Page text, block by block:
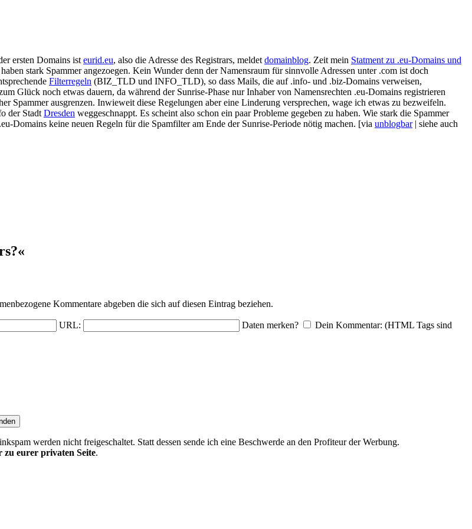
ersten Domains isteurid.eu, also die Adresse des Registrars, meldetdomainblog. Zeit mein Statment zu .eu-Domains und
stark Spammer angezoegen. Kein Wunder denn der Namensraum für sinnvolle Adressen unter .com ist doch
Filterregeln (BIZ_TLD und INFO_TLD), so dass Mails, die auf .info- und .biz-Domains verweisen,
Glück noch etwas dauern, da während der Sunrise-Phase nur Inhaber von Namensrechten .eu-Domains registrieren
Spammer ausgrenzen. Inwieweit diese Regelungen aber eine Linderung versprechen, wage ich etwas zu bezweifeln.
der StadtDresden weggeschnappt. Es scheint also schon ein paar Probleme gegeben zu haben. Wie stark die Spammer
Domains keine neuen Regeln für die Spamfilter am Ende der Sunrise-Periode nötig machen. [via unblogbar| siehe auch
Kommentare abgeben die sich auf diesen Eintrag beziehen.
URL: Daten merken? Dein Kommentar: (HTML Tags sind
werden nicht freigeschaltet. Statt dessen sende ich eine Beschwerde an den Profiteur der Werbung.
zu eurer privaten Seite.